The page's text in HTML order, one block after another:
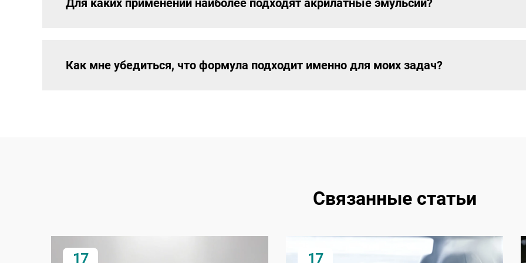
Для каких применений наиболее подходят акрилатные эмульсии?
Как мне убедиться, что формула подходит именно для моих задач?
Связанные статьи
17 17